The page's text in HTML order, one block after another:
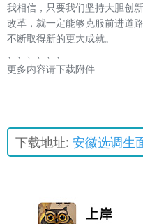
我相信，只要我们坚持大胆创
改革，就一定能够克服前进道
不断取得新的更大成就。
、、、、、、
更多内容请下载附件
下载地址: 安徽选调生